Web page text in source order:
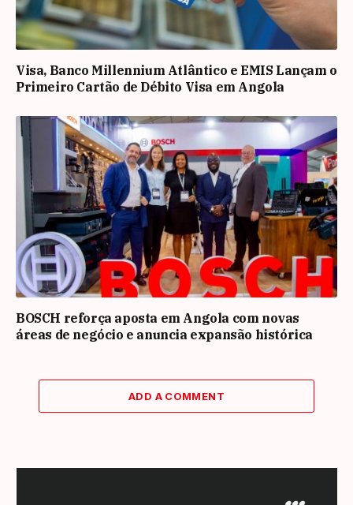
Visa, Banco Millennium Atlântico e EMIS Lançam o
Primeiro Cartão de Débito Visa em Angola
BOSCH reforça aposta em Angola com novas
áreas de negócio e anuncia expansão histórica
ADD A COMMENT